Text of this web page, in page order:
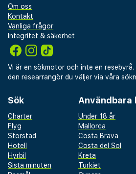
Om oss
Kontakt
Vanliga frågor
Integritet & säkerhet
Vi är en sökmotor och inte en
den researrangör du väljer via våra
Sök
Charter
Flyg
Storstad
Hotell
Hyrbil
Sista minuten
Användbara
Under 18 år
Mallorca
Costa Brava
Costa del Sol
Kreta
Turkiet